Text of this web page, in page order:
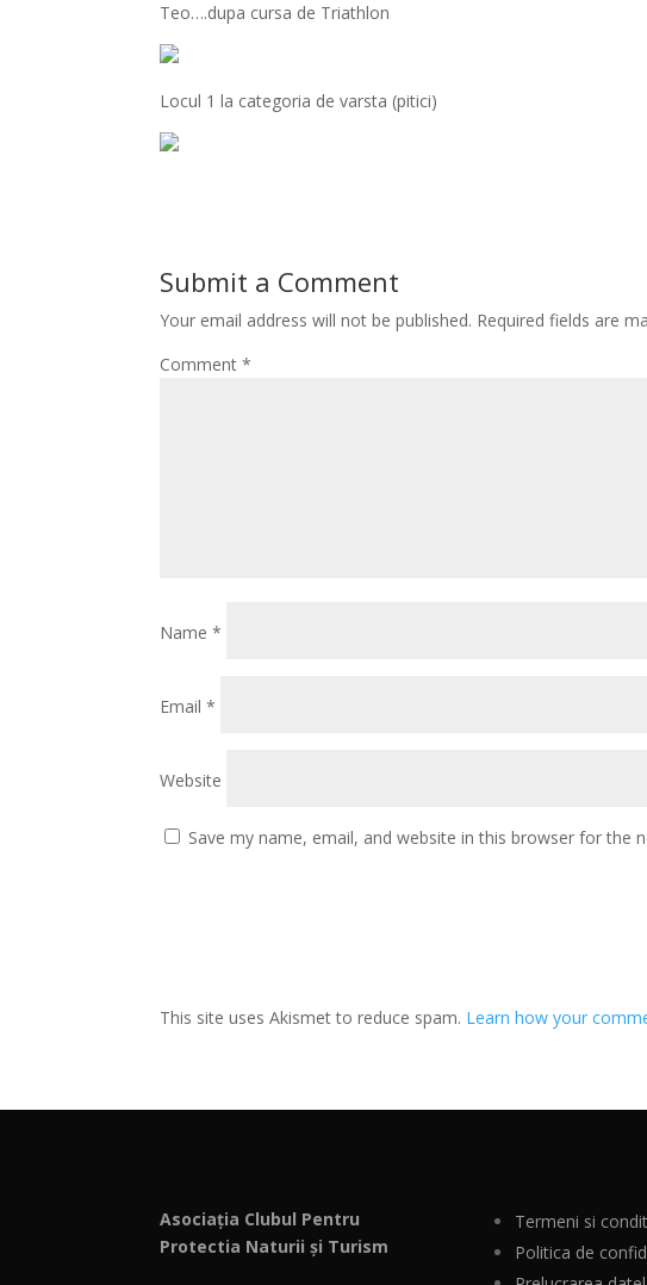
Teo….dupa cursa de Triathlon
Locul 1 la categoria de varsta (pitici)
Submit a Comment
Your email address will not be published. Required fields are
Comment*
Name*
Email*
Website
Save my name, email, and website in this browser for the
This site uses Akismet to reduce spam. Learn how your
Asociația Clubul Pentru
Protectia Naturii și Turism
Termeni si
Politica de